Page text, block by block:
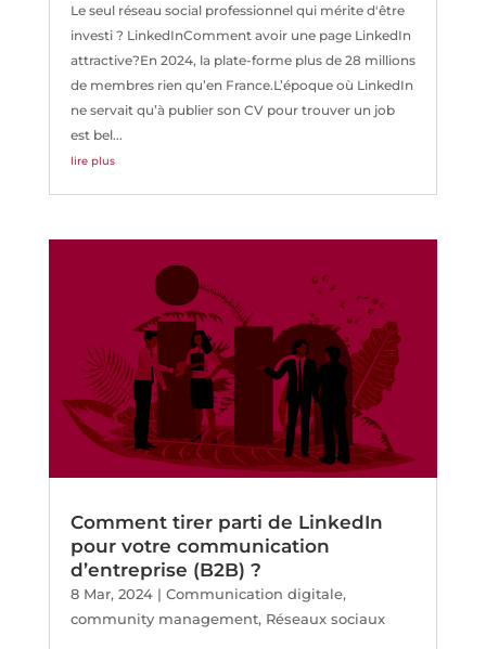
Le seul réseau social professionnel qui mérite d'être
investi ? LinkedInComment avoir une page LinkedIn
attractive?En 2024, la plate-forme plus de 28 millions
de membres rien qu’en France.L’époque où LinkedIn
ne servait qu’à publier son CV pour trouver un job
est bel...
lire plus
Comment tirer parti de LinkedIn
pour votre communication
d’entreprise (B2B) ?
8 Mar, 2024| Communication digitale,
community management, Réseaux sociaux